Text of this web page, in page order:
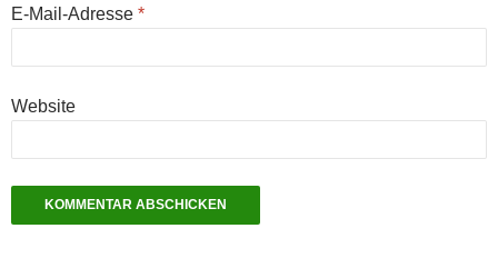
E-Mail-Adresse *
Website